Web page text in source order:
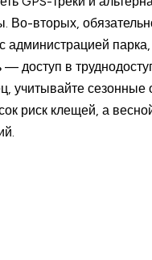
Во-вторых,
администрацией
— доступ в
учитывайте сезонные
риск клещей, а